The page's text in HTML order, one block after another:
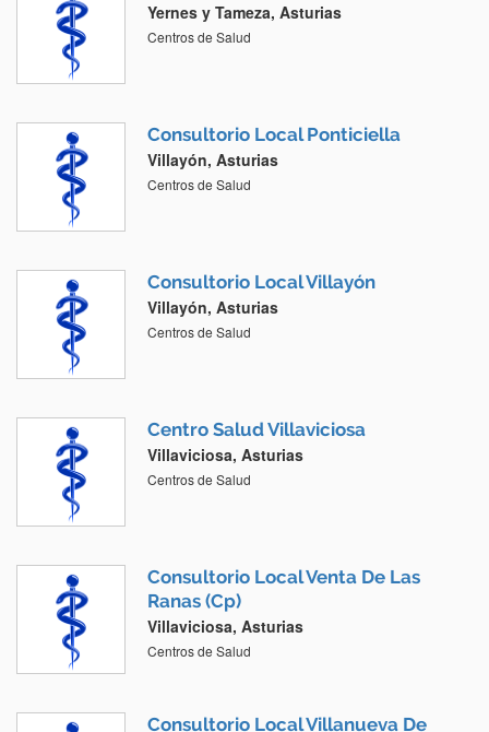
Yernes y Tameza, Asturias
Centros de Salud
Consultorio Local Ponticiella
Villayón, Asturias
Centros de Salud
Consultorio Local Villayón
Villayón, Asturias
Centros de Salud
Centro Salud Villaviciosa
Villaviciosa, Asturias
Centros de Salud
Consultorio Local Venta De Las
Ranas (Cp)
Villaviciosa, Asturias
Centros de Salud
Consultorio Local Villanueva De